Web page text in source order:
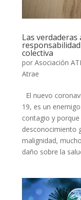
Las
colectiva
por Asociación
Atrae
El nuevo
19, es un
contagio y porque
desconocimiento
malignidad,
daño sobre la